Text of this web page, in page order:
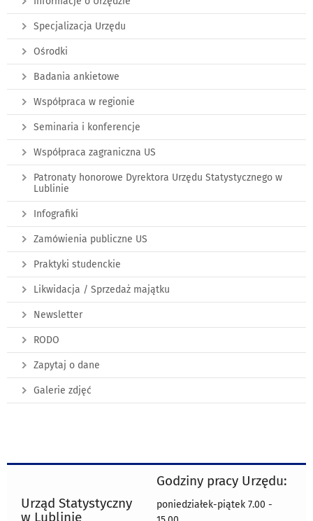
Specjalizacja Urzędu
Ośrodki
Badania ankietowe
Współpraca w regionie
Seminaria i konferencje
Współpraca zagraniczna US
Patronaty honorowe Dyrektora Urzędu Statystycznego w
Lublinie
Infografiki
Zamówienia publiczne US
Praktyki studenckie
Likwidacja / Sprzedaż majątku
Newsletter
RODO
Zapytaj o dane
Galerie zdjęć
Urząd Statystyczny
w Lublinie
Godziny pracy Urzędu:
poniedziałek-piątek 7.00 -